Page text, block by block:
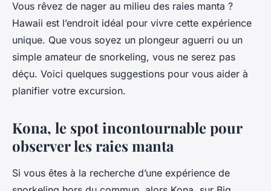
Où pratiquer le snorkeling au
milieu des raies manta à
Hawaii ?
Alix•9 octobre 2024•6 min de lecture
Vous rêvez de nager au milieu des raies manta ?
Hawaii est l’endroit idéal pour vivre cette expérience
unique. Que vous soyez un plongeur aguerri ou un
simple amateur de snorkeling, vous ne serez pas
déçu. Voici quelques suggestions pour vous aider à
planifier votre excursion.
Kona, le spot incontournable pour
observer les raies manta
Si vous êtes à la recherche d’une expérience de